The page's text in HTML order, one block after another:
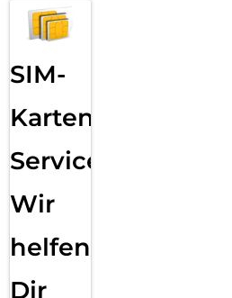
SIM-
Karten
Service:
Wir
helfen
Dir